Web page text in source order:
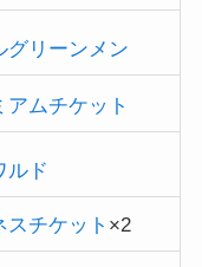
グリーンメン
アムチケット
ルド
スチケット ×2